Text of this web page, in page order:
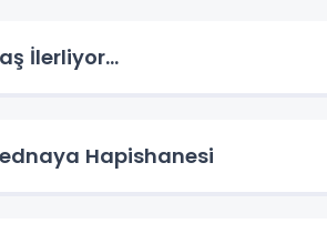
İlerliyor…
Hapishanesi